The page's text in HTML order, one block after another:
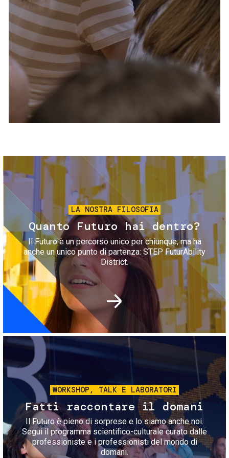
Servizi e accessibilità
Contatti
FAQ
Biglietti
Immagine
LA NOSTRA FILOSOFIA
Quanto Futuro hai dentro?
Il Futuro è un percorso unico per chiunque, ma ha
anche un unico punto di partenza: STEP FuturAbility
District.
Immagine
WORKSHOP, TALK E LABORATORI
Fatti raccontare il domani
Il Futuro è pieno di sorprese e lo siamo anche noi.
Segui il programma scientifico-culturale curato dalle
professioniste e i professionisti del mondo di
domani.